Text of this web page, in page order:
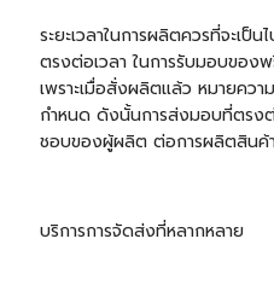
ระยะเวลาในการผลิตควรที่จะเป็
ตรงต่อเวลา ในการรับมอบของ
เพราะเมื่อสั่งผลิตแล้ว หมายควา
กำหนด ดังนั้นการส่งมอบที่ตรง
ชอบของผู้ผลิต ต่อการผลิตสินค้า
บริการการจัดส่งที่หลากหลาย